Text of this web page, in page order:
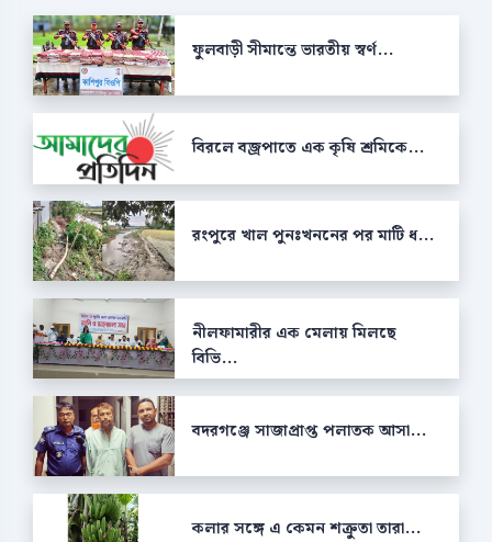
ফুলবাড়ী সীমান্তে ভারতীয় স্বর্ণ...
বিরলে বজ্রপাতে এক কৃষি শ্রমিকে...
রংপুরে খাল পুনঃখননের পর মাটি ধ...
নীলফামারীর এক মেলায় মিলছে
বিভি...
বদরগঞ্জে সাজাপ্রাপ্ত পলাতক আসা...
কলার সঙ্গে এ কেমন শক্রুতা তারা...